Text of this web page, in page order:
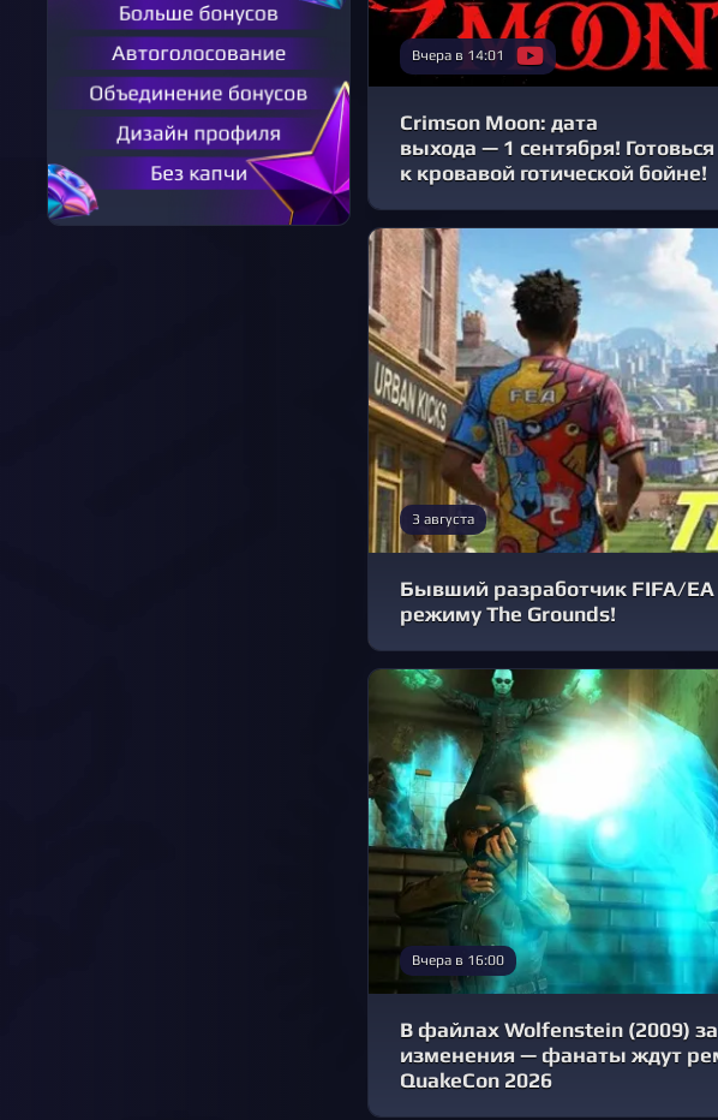
Вчера в 14:01
Crimson Moon: дата
выхода — 1 сентября! Готовься
к кровавой готической бойне!
3 августа
Бывший разработчик FIFA/
режиму The Grounds!
Вчера в 16:00
В файлах Wolfenstein (2009)
изменения — фанаты ждут
QuakeCon 2026